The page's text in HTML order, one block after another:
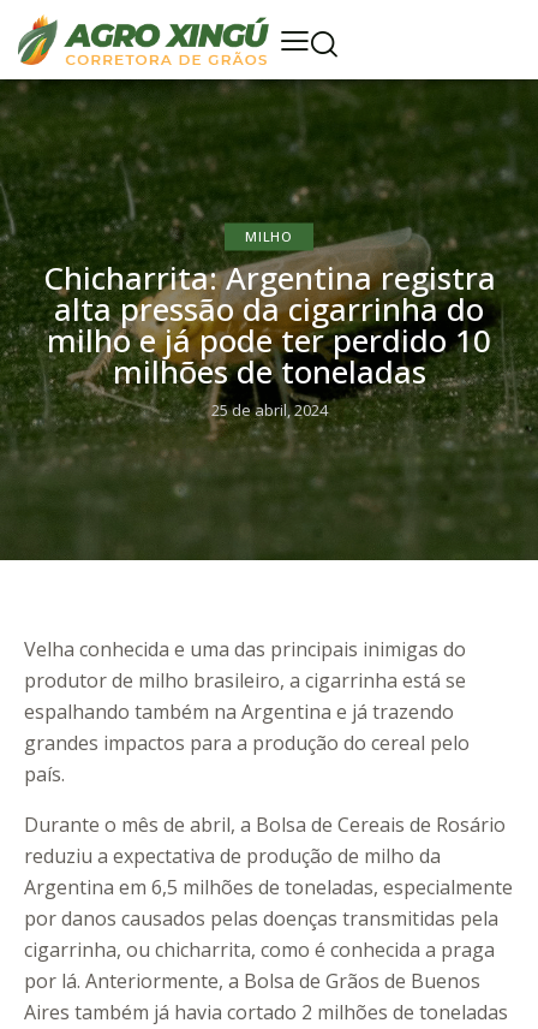
MILHO
Chicharrita: Argentina registra
alta pressão da cigarrinha do
milho e já pode ter perdido 10
milhões de toneladas
25 de abril, 2024
Velha conhecida e uma das principais inimigas do
produtor de milho brasileiro, a cigarrinha está se
espalhando também na Argentina e já trazendo
grandes impactos para a produção do cereal pelo
país.
Durante o mês de abril, a Bolsa de Cereais de Rosário
reduziu a expectativa de produção de milho da
Argentina em 6,5 milhões de toneladas, especialmente
por danos causados pelas doenças transmitidas pela
cigarrinha, ou chicharrita, como é conhecida a praga
por lá. Anteriormente, a Bolsa de Grãos de Buenos
Aires também já havia cortado 2 milhões de toneladas